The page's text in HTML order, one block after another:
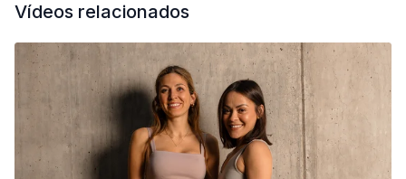
Vídeos relacionados